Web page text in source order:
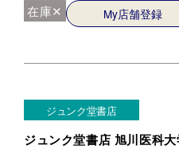
在庫✕ My店舗登録
ジュンク堂書店
ジュンク堂書店 旭川医科